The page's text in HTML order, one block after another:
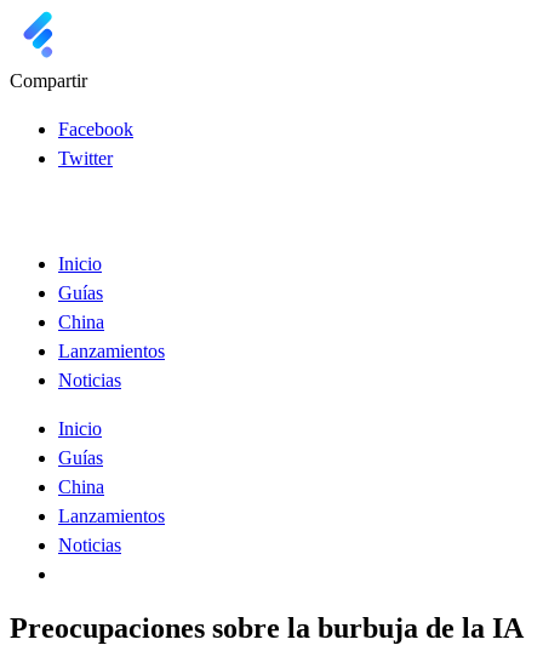
Compartir
Facebook
Twitter
Inicio
Guías
China
Lanzamientos
Noticias
Inicio
Guías
China
Lanzamientos
Noticias
Preocupaciones sobre la burbuja de la IA